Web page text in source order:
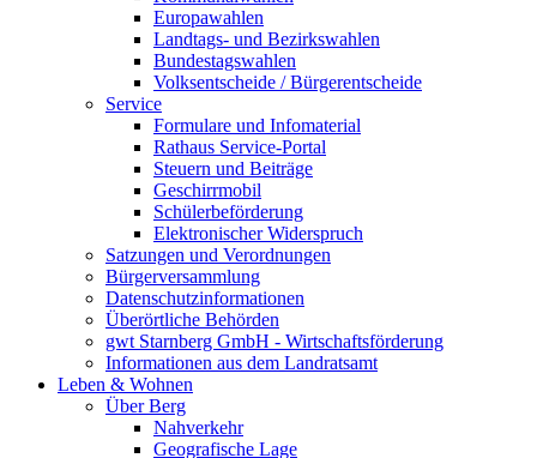
Europawahlen
Landtags- und Bezirkswahlen
Bundestagswahlen
Volksentscheide / Bürgerentscheide
Service
Formulare und Infomaterial
Rathaus Service-Portal
Steuern und Beiträge
Geschirrmobil
Schülerbeförderung
Elektronischer Widerspruch
Satzungen und Verordnungen
Bürgerversammlung
Datenschutzinformationen
Überörtliche Behörden
gwt Starnberg GmbH - Wirtschaftsförderung
Informationen aus dem Landratsamt
Leben & Wohnen
Über Berg
Nahverkehr
Geografische Lage